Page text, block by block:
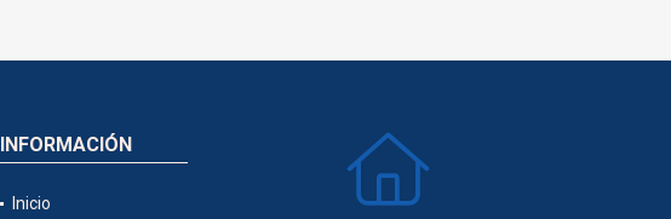
INFORMACIÓN
Inicio